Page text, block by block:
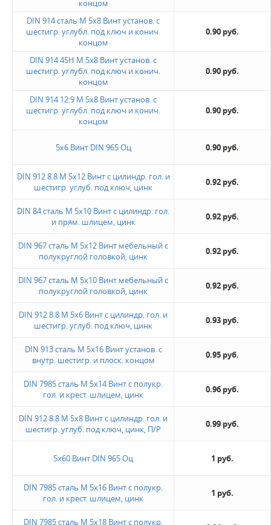
концом
DIN 914 сталь М 5х8 Винт установ. с
шестигр. углубл. под ключ и конич.
концом
0.90 руб.
DIN 914 45H М 5х8 Винт установ. с
шестигр. углубл. под ключ и конич.
концом
0.90 руб.
DIN 914 12.9 М 5х8 Винт установ. с
шестигр. углубл. под ключ и конич.
концом
0.90 руб.
5х6 Винт DIN 965 Оц 0.90 руб.
DIN 912 8.8 М 5х12 Винт с цилиндр. гол. и
шестигр. углуб. под ключ, цинк
0.92 руб.
DIN 84 сталь М 5х10 Винт с цилиндр. гол.
и прям. шлицем, цинк
0.92 руб.
DIN 967 сталь М 5х12 Винт мебельный с
полукруглой головкой, цинк
0.92 руб.
DIN 967 сталь М 5х10 Винт мебельный с
полукруглой головкой, цинк
0.92 руб.
DIN 912 8.8 М 5х6 Винт с цилиндр. гол. и
шестигр. углуб. под ключ, цинк
0.93 руб.
DIN 913 сталь М 5х16 Винт установ. с
внутр. шестигр. и плоск. концом
0.95 руб.
DIN 7985 сталь М 5х14 Винт с полукр.
гол. и крест. шлицем, цинк
0.96 руб.
DIN 912 8.8 М 5х8 Винт с цилиндр. гол. и
шестигр. углуб. под ключ, цинк, П/Р
0.99 руб.
5х60 Винт DIN 965 Оц 1 руб.
DIN 7985 сталь М 5х16 Винт с полукр.
гол. и крест. шлицем, цинк
1 руб.
DIN 7985 сталь М 5х18 Винт с полукр.